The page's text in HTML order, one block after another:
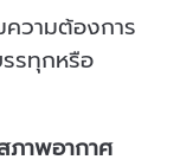
ความต้องการ
รทุกหรือ
ภาพอากาศ